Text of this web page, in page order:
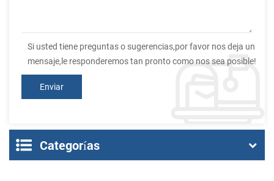
Si usted tiene preguntas o sugerencias,por favor nos deja un
mensaje,le responderemos tan pronto como nos sea posible!
Categorías